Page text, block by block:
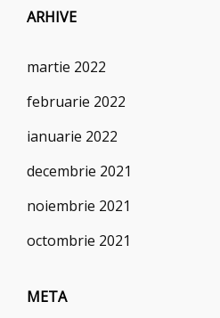
ARHIVE
martie 2022
februarie 2022
ianuarie 2022
decembrie 2021
noiembrie 2021
octombrie 2021
META